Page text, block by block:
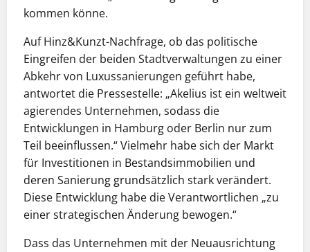
kommen könne.
Auf Hinz&Kunzt-Nachfrage, ob das politische
Eingreifen der beiden Stadtverwaltungen zu einer
Abkehr von Luxussanierungen geführt habe,
antwortet die Pressestelle: „Akelius ist ein weltweit
agierendes Unternehmen, sodass die
Entwicklungen in Hamburg oder Berlin nur zum
Teil beeinflussen.“ Vielmehr habe sich der Markt
für Investitionen in Bestandsimmobilien und
deren Sanierung grundsätzlich stark verändert.
Diese Entwicklung habe die Verantwortlichen „zu
einer strategischen Änderung bewogen.“
Dass das Unternehmen mit der Neuausrichtung